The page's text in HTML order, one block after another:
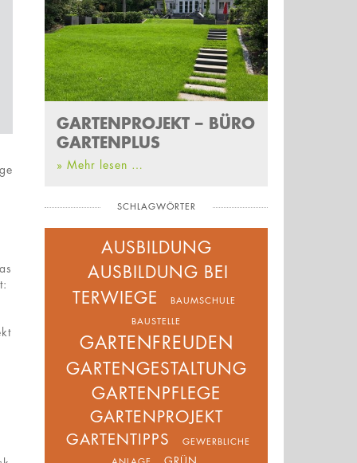
GARTENPROJEKT – BÜRO
GARTENPLUS
» Mehr lesen …
SCHLAGWÖRTER
AUSBILDUNG
AUSBILDUNG BEI
TERWIEGE
BAUMSCHULE
BAUSTELLE
GARTENFREUDEN
GARTENGESTALTUNG
GARTENPFLEGE
GARTENPROJEKT
GARTENTIPPS
GEWERBLICHE